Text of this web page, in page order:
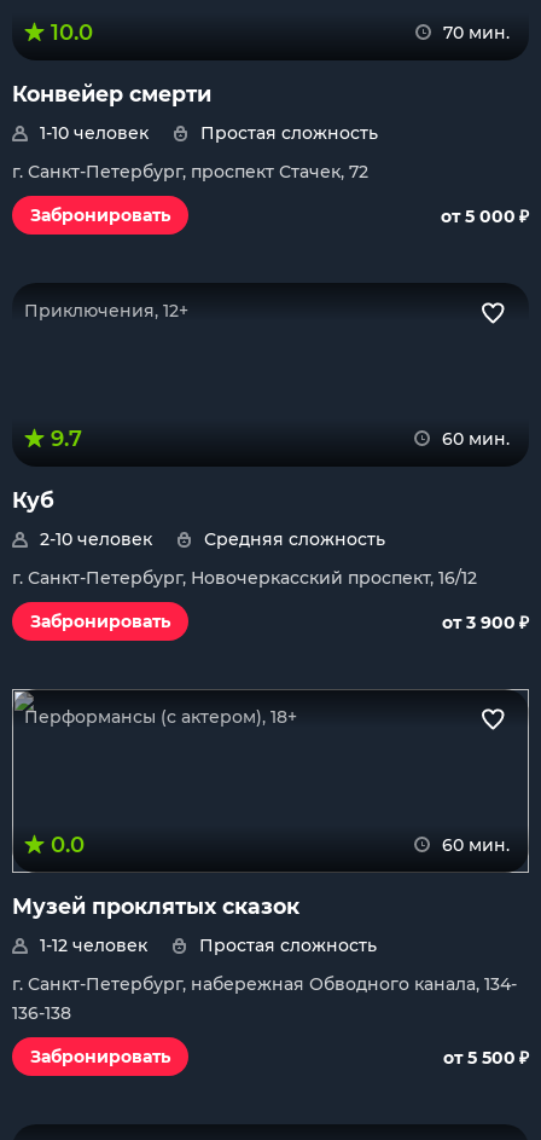
10.0 70 мин.
Конвейер смерти
1-10 человек
Простая сложность
г. Санкт-Петербург, проспект Стачек, 72
Забронировать
от 5 000 ₽
Приключения, 12+
9.7 60 мин.
Куб
2-10 человек
Средняя сложность
г. Санкт-Петербург, Новочеркасский проспект, 16/12
Забронировать
от 3 900 ₽
Перформансы (с актером), 18+
0.0 60 мин.
Музей проклятых сказок
1-12 человек
Простая сложность
г. Санкт-Петербург, набережная Обводного канала, 134-
136-138
Забронировать
от 5 500 ₽